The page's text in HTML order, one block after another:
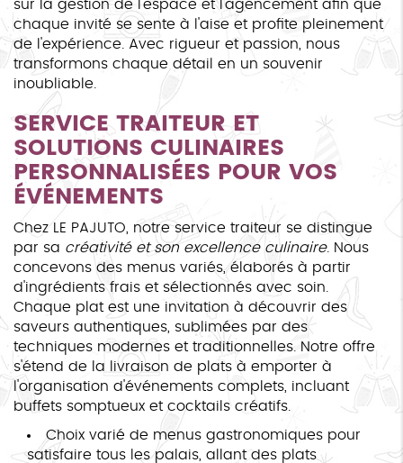
sur la gestion de l'espace et l'agencement afin que
chaque invité se sente à l'aise et profite pleinement
de l'expérience. Avec rigueur et passion, nous
transformons chaque détail en un souvenir
inoubliable.
SERVICE TRAITEUR ET
SOLUTIONS CULINAIRES
PERSONNALISÉES POUR VOS
ÉVÉNEMENTS
Chez LE PAJUTO, notre service traiteur se distingue
par sa créativité et son excellence culinaire. Nous
concevons des menus variés, élaborés à partir
d'ingrédients frais et sélectionnés avec soin.
Chaque plat est une invitation à découvrir des
saveurs authentiques, sublimées par des
techniques modernes et traditionnelles. Notre offre
s'étend de la livraison de plats à emporter à
l'organisation d'événements complets, incluant
buffets somptueux et cocktails créatifs.
Choix varié de menus gastronomiques pour
satisfaire tous les palais, allant des plats